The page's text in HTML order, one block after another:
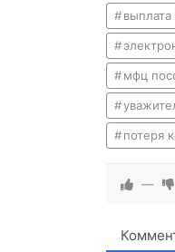
мфц
потеря
—